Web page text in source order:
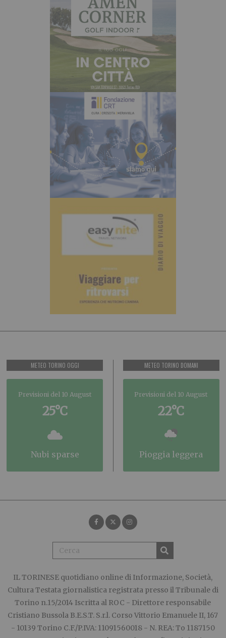
METEO TORINO OGGI
Previsioni del 10 August
25°C
nubi sparse
METEO TORINO DOMANI
Previsioni del 10 August
22°C
pioggia leggera
IL TORINESE quotidiano online di Informazione, Società,
Cultura Testata giornalistica registrata presso il Tribunale di
Torino n.15/2014 Iscritta al ROC - Direttore responsabile
Cristiano Bussola B.E.S.T. S.r.l. Corso Vittorio Emanuele II, 167
- 10139 Torino C.F./P.IVA: 11091560018 - N. REA: To 1187150